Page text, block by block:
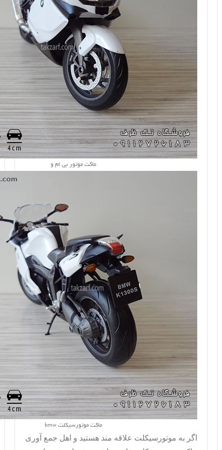
ماکت موتور بی ام و
ماکت موتورسیکلت bmw
اگر به موتورسیکلت علاقه مند هستید و اهل جمع آوری